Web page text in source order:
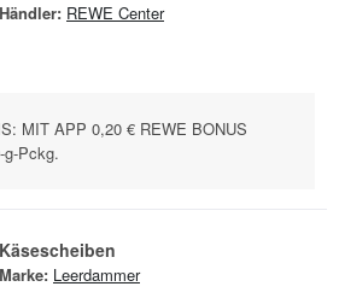
Händler: REWE Center
MIT APP 0,20 € REWE BONUS
Pckg.
Käsescheiben
Marke: Leerdammer